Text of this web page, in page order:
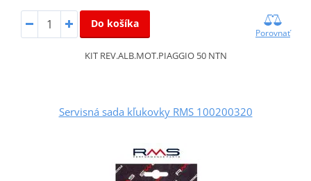
Do košíka
Porovnať
KIT REV.ALB.MOT.PIAGGIO 50 NTN
Servisná sada kľukovky RMS 100200320